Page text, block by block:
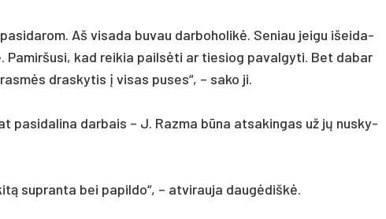
Aš vi­sa­da bu­vau dar­bo­ho­likė. Se­niau jei­gu išei­da­
kad rei­kia pailsė­ti ar tie­siog pa­val­gy­ti. Bet da­bar
dras­ky­tis į vi­sas pu­ses“, – sa­ko ji.
pa­si­da­li­na dar­bais – J. Raz­ma būna at­sa­kin­gas už jų nu­sky­
su­pran­ta bei pa­pil­do“, – at­vi­rau­ja daugė­diškė.